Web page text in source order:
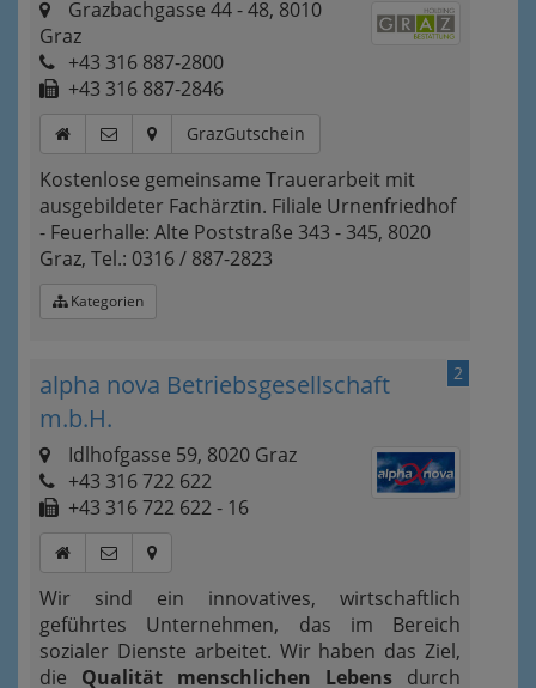
Grazbachgasse 44 - 48, 8010
Graz
+43 316 887-2800
+43 316 887-2846
GrazGutschein
Kostenlose gemeinsame Trauerarbeit mit
ausgebildeter Fachärztin. Filiale Urnenfriedhof
- Feuerhalle: Alte Poststraße 343 - 345, 8020
Graz, Tel.: 0316 / 887-2823
Kategorien
2
alpha nova Betriebsgesellschaft
m.b.H.
Idlhofgasse 59, 8020 Graz
+43 316 722 622
+43 316 722 622 - 16
Wir sind ein innovatives, wirtschaftlich
geführtes Unternehmen, das im Bereich
sozialer Dienste arbeitet. Wir haben das Ziel,
die Qualität menschlichen Lebens durch